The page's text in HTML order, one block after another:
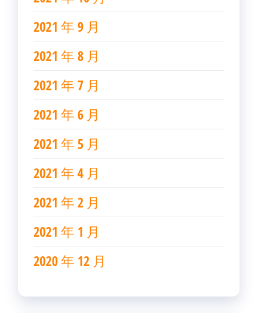
2021 年 9 月
2021 年 8 月
2021 年 7 月
2021 年 6 月
2021 年 5 月
2021 年 4 月
2021 年 2 月
2021 年 1 月
2020 年 12 月